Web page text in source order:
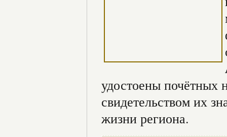
удостоены почётных
свидетельством их
жизни региона.